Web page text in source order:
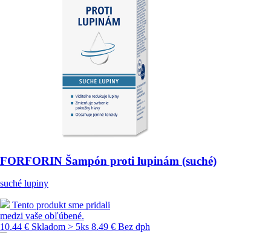
FORFORIN Šampón proti lupinám (suché)
suché lupiny
Tento produkt sme pridali
medzi vaše obľúbené.
10.44 € Skladom > 5ks 8.49 € Bez dph